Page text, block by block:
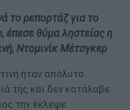
το ρεπορτάζ για το
έπεσε θύμα ληστείας η
Ντομινίκ Μέτσγκερ
ήταν απόλυτα
της και δεν κατάλαβε
την έκλεψε.